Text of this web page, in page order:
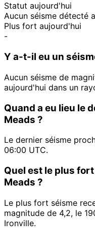
Statut aujourd'hui
Aucun séisme détecté
Plus fort aujourd'hui
-
Y a-t-il eu un
Aucun séisme de
aujourd'hui dans un
Quand a eu lieu le
Meads ?
Le dernier séisme
06:00 UTC.
Quel est le plus
Meads ?
Le plus fort séisme
magnitude de 4,2, le
Ironville.